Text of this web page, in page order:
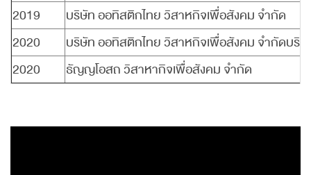
2019
บริษัท ออทิสติกไทย วิสาหกิจเพื่อสังคม จำกัด
2020
บริษัท ออทิสติกไทย วิสาหกิจเพื่อสังคม จำกัดบริ
2020
ธัญญโอสถ วิสาหากิจเพื่อสังคม จำกัด